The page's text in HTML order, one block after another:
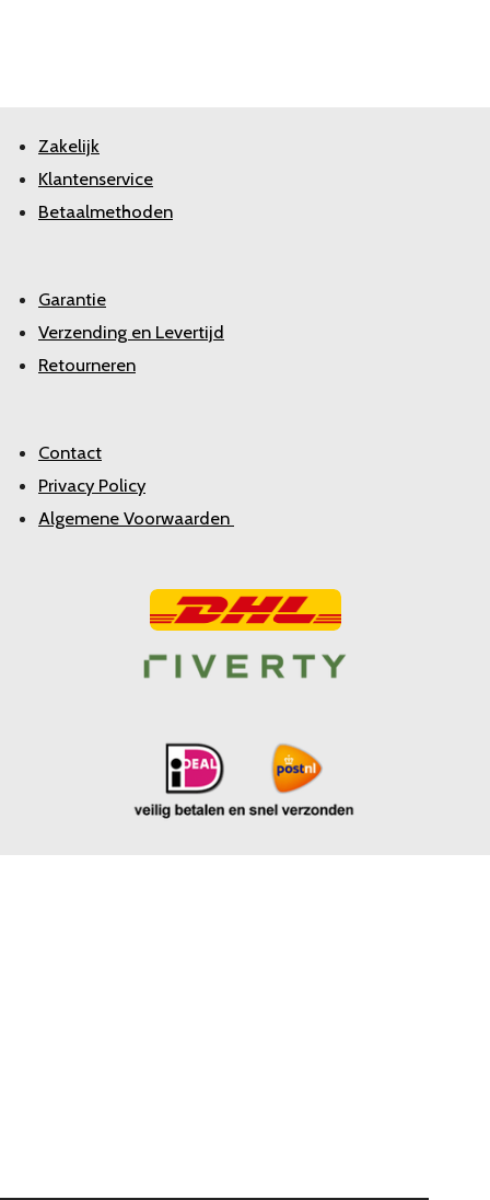
Zakelijk
Klantenservice
Betaalmethoden
Garantie
Verzending en Levertijd
Retourneren
Contact
Privacy Policy
Algemene Voorwaarden